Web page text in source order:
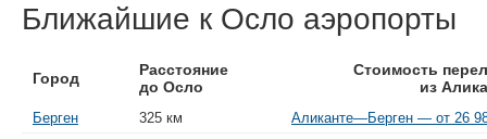
Ближайшие к Осло аэропорты
Город
Расстояние
до Осло
Стоимость
из
Берген 325 км
Аликанте—Берген — от 26